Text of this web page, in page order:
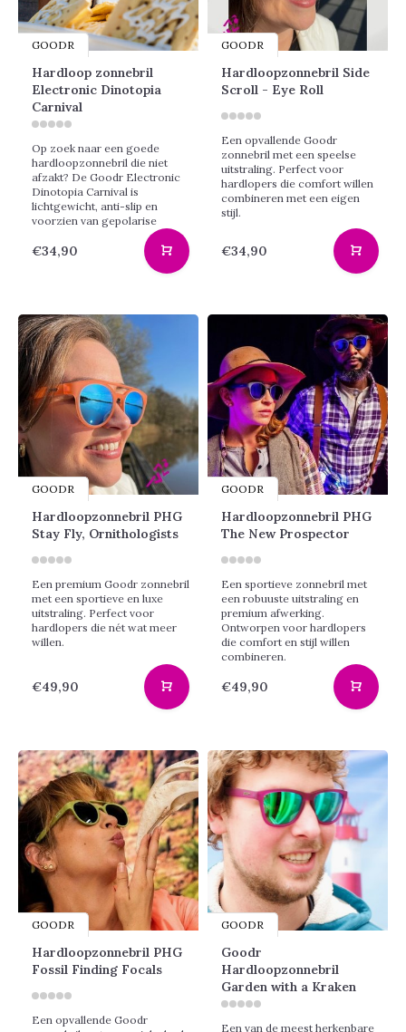
GOODR
Hardloop zonnebril
Electronic Dinotopia
Carnival
Op zoek naar een goede
hardloopzonnebril die niet
afzakt? De Goodr Electronic
Dinotopia Carnival is
lichtgewicht, anti-slip en
voorzien van gepolarise
€34,90
GOODR
Hardloopzonnebril Side
Scroll - Eye Roll
Een opvallende Goodr
zonnebril met een speelse
uitstraling. Perfect voor
hardlopers die comfort willen
combineren met een eigen
stijl.
€34,90
GOODR
Hardloopzonnebril PHG
Stay Fly, Ornithologists
Een premium Goodr zonnebril
met een sportieve en luxe
uitstraling. Perfect voor
hardlopers die nét wat meer
willen.
€49,90
GOODR
Hardloopzonnebril PHG
The New Prospector
Een sportieve zonnebril met
een robuuste uitstraling en
premium afwerking.
Ontworpen voor hardlopers
die comfort en stijl willen
combineren.
€49,90
GOODR
Hardloopzonnebril PHG
Fossil Finding Focals
Een opvallende Goodr
GOODR
Goodr
Hardloopzonnebril
Garden with a Kraken
Een van de meest herkenbare